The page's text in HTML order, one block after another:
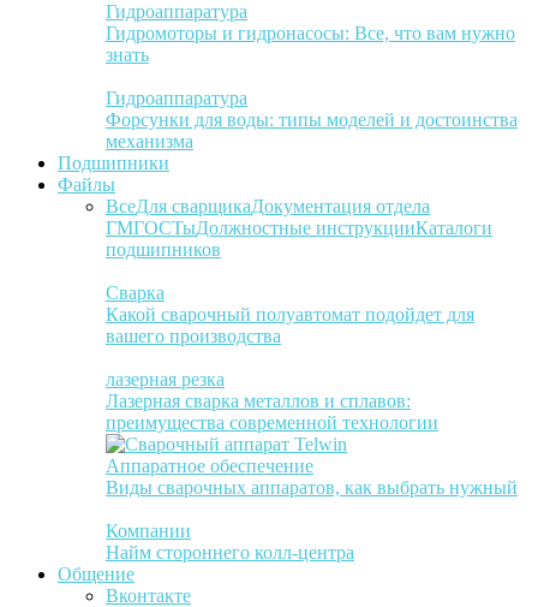
Гидроаппаратура
Гидромоторы и гидронасосы: Все, что вам нужно
знать
Гидроаппаратура
Форсунки для воды: типы моделей и достоинства
механизма
Подшипники
Файлы
ВсеДля сварщикаДокументация отдела
ГМГОСТыДолжностные инструкцииКаталоги
подшипников
Сварка
Какой сварочный полуавтомат подойдет для
вашего производства
лазерная резка
Лазерная сварка металлов и сплавов:
преимущества современной технологии
Аппаратное обеспечение
Виды сварочных аппаратов, как выбрать нужный
Компании
Найм стороннего колл-центра
Общение
Вконтакте